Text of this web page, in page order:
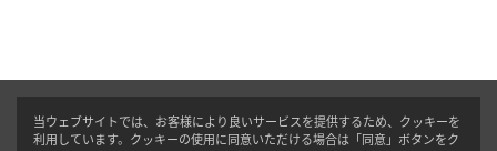
当ウェブサイトでは、お客様により良いサービスを提供するため、クッキーを
利用しています。クッキーの使用に同意いただける場合は「同意」ボタンをク